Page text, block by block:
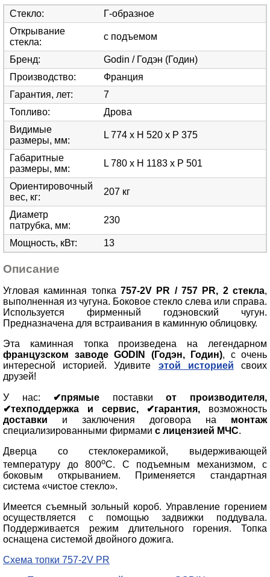
Стекло:
Г-образное
Открывание
стекла:
с подъемом
Бренд:
Godin / Годэн (Годин)
Производство:
Франция
Гарантия, лет:
7
Топливо:
Дрова
Видимые
размеры, мм:
L 774 x H 520 x P 375
Габаритные
размеры, мм:
L 780 x H 1183 x P 501
Ориентировочный
вес, кг:
207 кг
Диаметр
патрубка, мм:
230
Мощность, кВт: 13
Описание
Угловая каминная топка 757-2V PR / 757 PR, 2 стекла,
выполненная из чугуна. Боковое стекло слева или справа.
Используется фирменный годэновский чугун.
Предназначена для встраивания в каминную облицовку.
Эта каминная топка произведена на легендарном
французском заводе GODIN (Годэн, Годин), с очень
интересной историей. Удивите этой историей своих
друзей!
У нас: ✔прямые поставкиот производителя,
✔техподдержка и сервис, ✔гарантия, возможность
доставки и заключения договора на монтаж
специализированными фирмами с лицензией МЧС.
Дверца со стеклокерамикой, выдерживающей
температуру до 800оС. С подъемным механизмом, с
боковым открыванием. Применяется стандартная
система «чистое стекло».
Имеется съемный зольный короб. Управление горением
осуществляется с помощью задвижки поддувала.
Поддерживается режим длительного горения. Топка
оснащена системой двойного дожига.
Схема топки 757-2V PR